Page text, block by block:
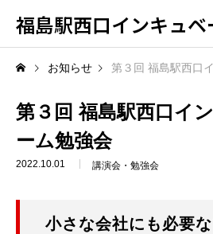
福島駅西口インキュベ
概要・組織
ミッション（果たすべき役割）
スタッフ
入居・利用情報
お知らせ 第３回 福島駅西口イ
第３回 福島駅西口イ
ーム勉強会
2022.10.01 講演会・勉強会
小さな会社にも必要